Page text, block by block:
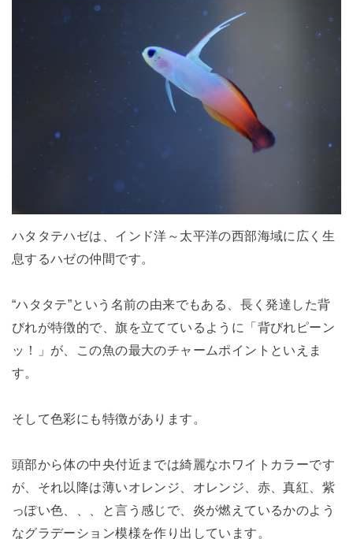
ハタタテハゼは、インド洋～太平洋の西部海域に広く生
息するハゼの仲間です。
“ハタタテ”という名前の由来でもある、長く発達した背
びれが特徴的で、旗を立てているように「背びれピーン
ッ！」が、この魚の最大のチャームポイントといえま
す。
そして色彩にも特徴があります。
頭部から体の中央付近までは綺麗なホワイトカラーです
が、それ以降は薄いオレンジ、オレンジ、赤、真紅、紫
っぽい色、、、と言う感じで、炎が燃えているかのよう
なグラデーション模様を作り出しています。